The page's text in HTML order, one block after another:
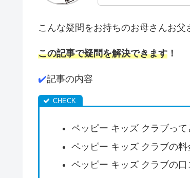
こんな疑問をお持ちのお母さんお
この記事で疑問を解決できます ！
✔️記事の内容
ペッピー キッズ クラブって
ペッピー キッズ クラブの料
ペッピー キッズ クラブの口